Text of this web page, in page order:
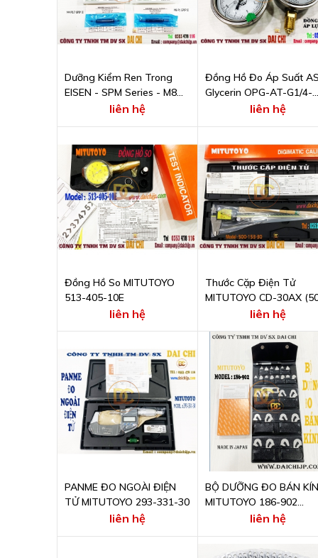
Dưỡng Kiểm Ren Trong
EISEN - SPM Series - M8
P1.25 GPIP IIliên hệ
Đồng Hồ Đo Áp Suất
Glycerin OPG-AT-G1/4-
liên hệ
Đồng Hồ So MITUTOYO
513-405-10E
liên hệ
Thước Cặp Điện Tử
MITUTOYO CD-30AX
liên hệ
PANME ĐO NGOÀI ĐIỆN
TỬ MITUTOYO 293-331-30
liên hệ
BỘ DƯỠNG ĐO BÁN
MITUTOYO 186-902
(RADIUS GAGE SET)
liên hệ